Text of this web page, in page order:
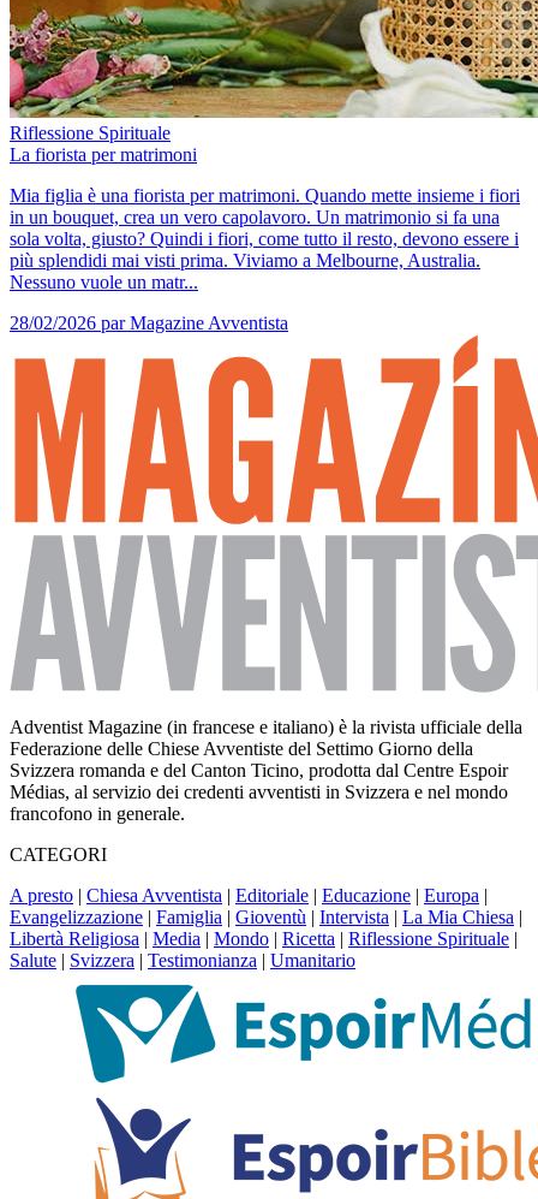
Riflessione Spirituale
La fiorista per matrimoni
Mia figlia è una fiorista per matrimoni. Quando mette insieme i fiori
in un bouquet, crea un vero capolavoro. Un matrimonio si fa una
sola volta, giusto? Quindi i fiori, come tutto il resto, devono essere i
più splendidi mai visti prima. Viviamo a Melbourne, Australia.
Nessuno vuole un matr...
28/02/2026 par Magazine Avventista
Adventist Magazine (in francese e italiano) è la rivista ufficiale della
Federazione delle Chiese Avventiste del Settimo Giorno della
Svizzera romanda e del Canton Ticino, prodotta dal Centre Espoir
Médias, al servizio dei credenti avventisti in Svizzera e nel mondo
francofono in generale.
CATEGORI
A presto | Chiesa Avventista | Editoriale | Educazione | Europa |
Evangelizzazione | Famiglia | Gioventù | Intervista | La Mia Chiesa |
Libertà Religiosa | Media | Mondo | Ricetta | Riflessione Spirituale |
Salute | Svizzera | Testimonianza | Umanitario